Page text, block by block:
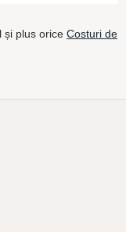
și plus orice Costuri de